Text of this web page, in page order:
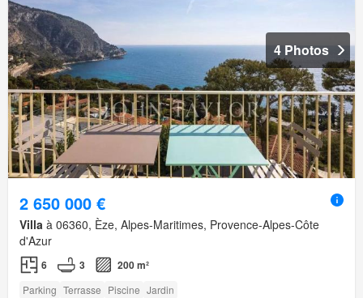
4 Photos
2 650 000 €
Villa à 06360, Èze, Alpes-Maritimes, Provence-Alpes-Côte
d'Azur
6 3 200 m²
Parking Terrasse Piscine Jardin